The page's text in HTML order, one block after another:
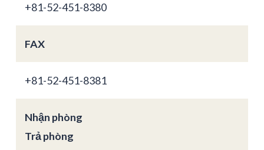
+81-52-451-8380
FAX
+81-52-451-8381
Nhận phòng
Trả phòng